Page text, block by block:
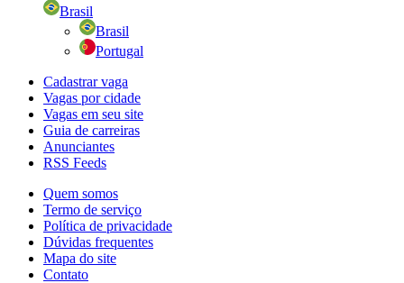
Brasil
Brasil
Portugal
Cadastrar vaga
Vagas por cidade
Vagas em seu site
Guia de carreiras
Anunciantes
RSS Feeds
Quem somos
Termo de serviço
Política de privacidade
Dúvidas frequentes
Mapa do site
Contato